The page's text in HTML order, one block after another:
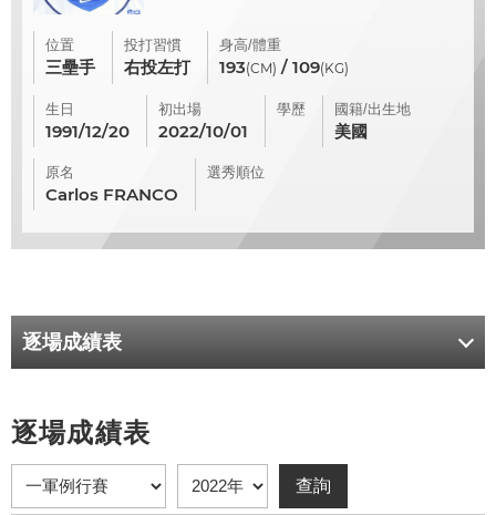
位置
三壘手
投打習慣
右投左打
身高/體重
193(CM) / 109(KG)
生日
1991/12/20
初出場
2022/10/01
學歷 國籍/出生地
美國
原名
Carlos FRANCO
選秀順位
逐場成績表
逐場成績表